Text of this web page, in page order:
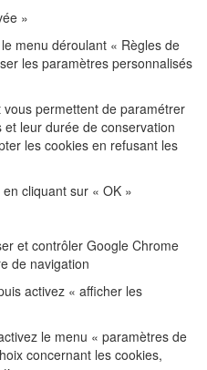
»
menu déroulant « Règles de
les paramètres personnalisés
vous permettent de paramétrer
leur durée de conservation
les cookies en refusant les
cliquant sur « OK »
et contrôler Google Chrome
de navigation
activez « afficher les
le menu « paramètres de
concernant les cookies,